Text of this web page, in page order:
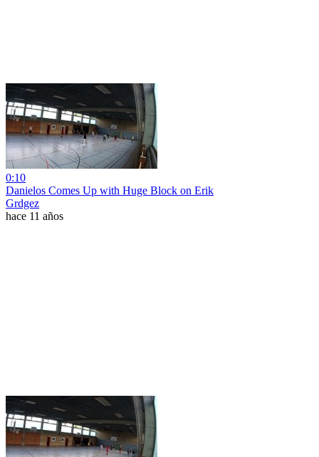
0:10
Danielos Comes Up with Huge Block on Erik
Grdgez
hace 11 años